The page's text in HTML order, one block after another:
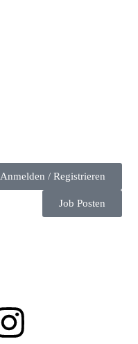
Anmelden / Registrieren
Job Posten